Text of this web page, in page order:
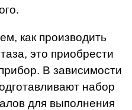
как производить
это приобрести
В зависимости
набор
для выполнения